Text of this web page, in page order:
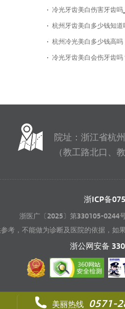
冷光牙齿美白伤害牙齿吗
杭州牙齿美白多少钱知道
杭州冷光美白多少钱高吗
冷光牙齿美白会伤牙齿吗
院址：浙江省杭
（教工路北口、
浙ICP备
浙医广〔2025〕第330105-0244
考，不能做为诊断及医院的依据，如
浙公网安备
美丽热线 0571-